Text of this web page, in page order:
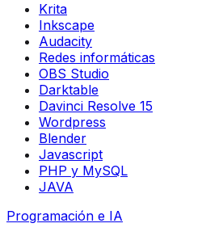
Krita
Inkscape
Audacity
Redes informáticas
OBS Studio
Darktable
Davinci Resolve 15
Wordpress
Blender
Javascript
PHP y MySQL
JAVA
Programación e IA